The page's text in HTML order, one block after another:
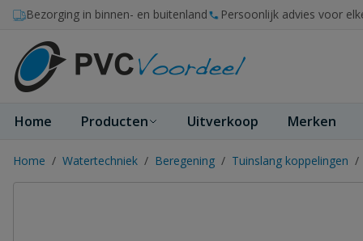
Ga naar de inhoud
Bezorging in binnen- en buitenland Persoonlijk advies voor
Home Producten Uitverkoop Merken
Home / Watertechniek / Beregening / Tuinslang koppelingen /